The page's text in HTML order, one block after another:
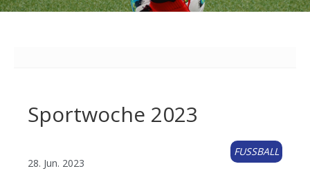
Sportwoche 2023
FUSSBALL
28. Jun. 2023